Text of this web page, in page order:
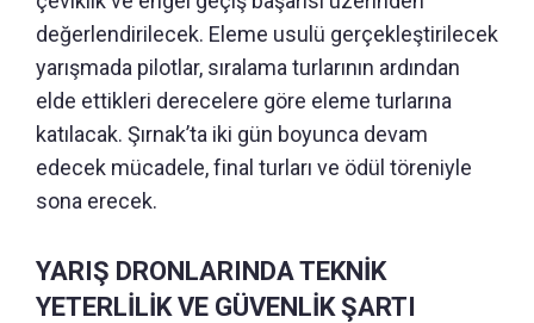
değerlendirilecek. Eleme usulü gerçekleştirilecek
yarışmada pilotlar, sıralama turlarının ardından
elde ettikleri derecelere göre eleme turlarına
katılacak. Şırnak’ta iki gün boyunca devam
edecek mücadele, final turları ve ödül töreniyle
sona erecek.
YARIŞ DRONLARINDA TEKNİK
YETERLİLİK VE GÜVENLİK ŞARTI